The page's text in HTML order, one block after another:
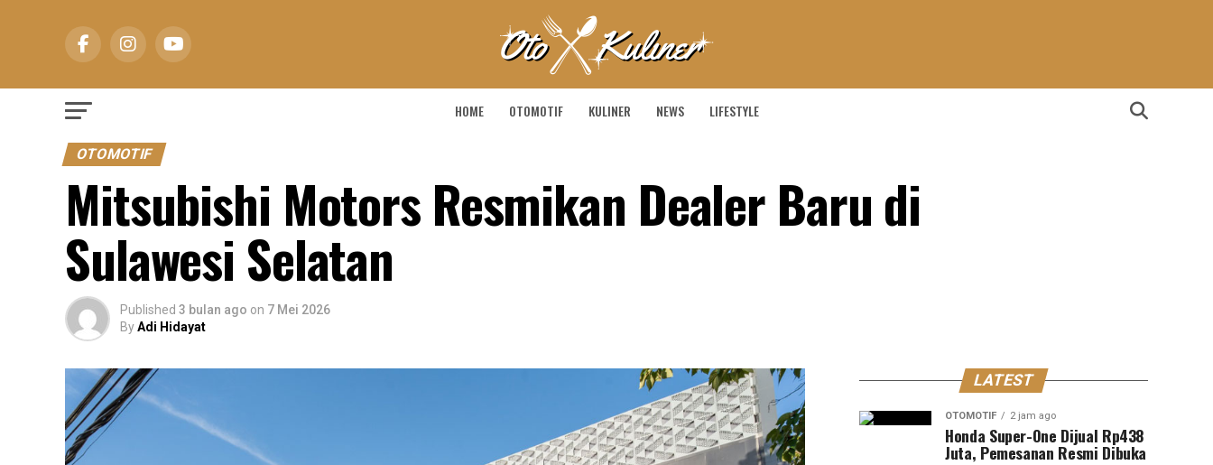
HOME OTOMOTIF KULINER NEWS LIFESTYLE
OTOMOTIF
Mitsubishi Motors Resmikan Dealer Baru di
Sulawesi Selatan
Published 3 bulan ago on 7 Mei 2026
ByAdi Hidayat
LATEST
OTOMOTIF 2 jam ago
Honda Super-One Dijual Rp438
Juta, Pemesanan Resmi Dibuka